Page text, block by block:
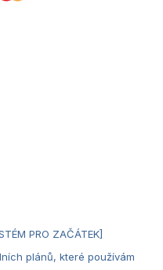
PRO ZAČÁTEK]
plánů, které používám